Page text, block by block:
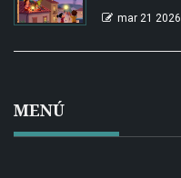
mar 21 2026
MENÚ